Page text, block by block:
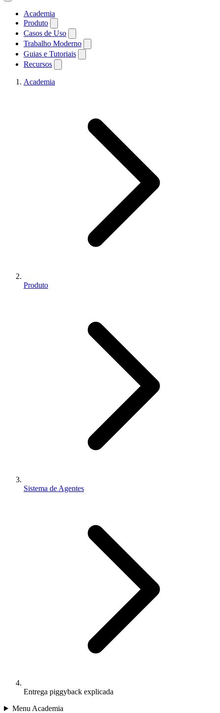
Academia
Produto
Casos de Uso
Trabalho Moderno
Guias e Tutoriais
Recursos
Academia
Produto
Sistema de Agentes
Entrega piggyback explicada
Menu Academia